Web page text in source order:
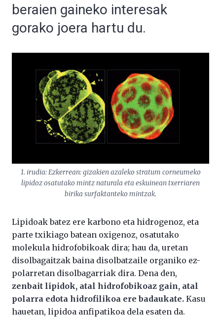
beraien gaineko interesak
gorako joera hartu du.
1. irudia: Ezkerrean: gizakien azalekostratum corneumeko
lipidoz osatutako mintz naturala eta eskuinean txerriaren
birika surfaktanteko mintzak.
Lipidoak batez ere karbono eta hidrogenoz, eta
parte txikiago batean oxigenoz, osatutako
molekula hidrofobikoak dira; hau da, uretan
disolbagaitzak baina disolbatzaile organiko ez-
polarretan disolbagarriak dira. Dena den,
zenbait lipidok, atal hidrofobikoaz gain, atal
polarra edota hidrofilikoa ere badaukate. Kasu
hauetan, lipidoa anfipatikoa dela esaten da.